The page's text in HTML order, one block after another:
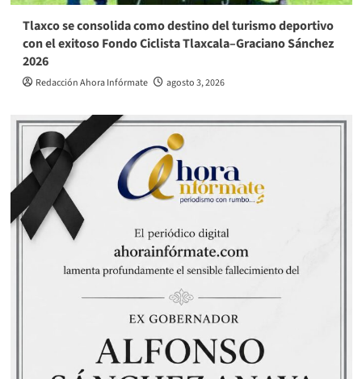
Tlaxco se consolida como destino del turismo deportivo
con el exitoso Fondo Ciclista Tlaxcala–Graciano Sánchez
2026
Redacción Ahora Infórmate agosto 3, 2026